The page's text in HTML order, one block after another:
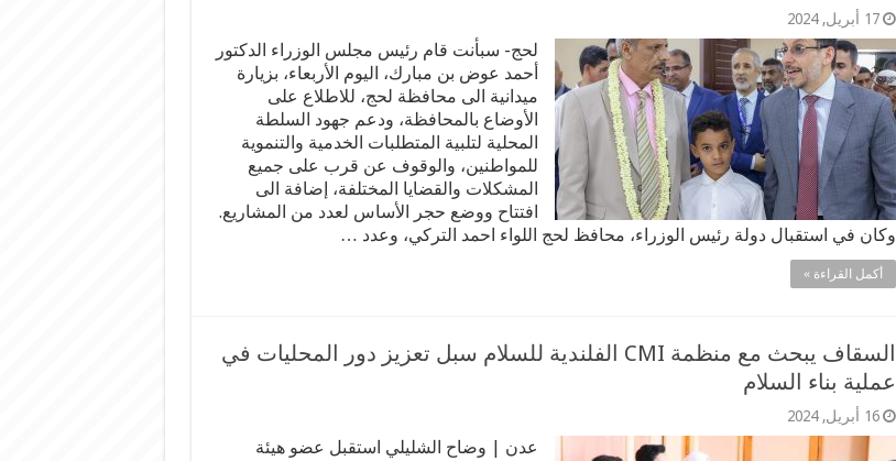
17 أبريل, 2024
لحج- سبأنت قام رئيس مجلس الوزراء الدكتور
أحمد عوض بن مبارك، اليوم الأربعاء، بزيارة
ميدانية الى محافظة لحج، للاطلاع على
الأوضاع بالمحافظة، ودعم جهود السلطة
المحلية لتلبية المتطلبات الخدمية والتنموية
للمواطنين، والوقوف عن قرب على جميع
المشكلات والقضايا المختلفة، إضافة الى
افتتاح ووضع حجر الأساس لعدد من المشاريع.
وكان في استقبال دولة رئيس الوزراء، محافظ لحج اللواء احمد التركي، وعدد …
أكمل القراءة »
السقاف يبحث مع منظمة CMI الفلندية للسلام سبل تعزيز دور المحليات في
عملية بناء السلام
16 أبريل, 2024
عدن | وضاح الشليلي استقبل عضو هيئة